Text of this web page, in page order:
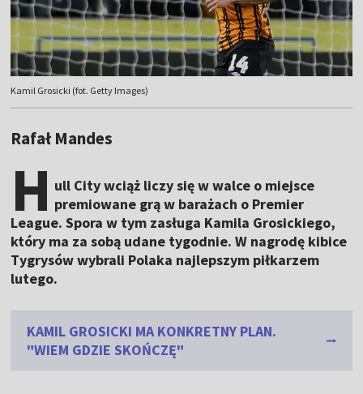
Kamil Grosicki (fot. Getty Images)
Rafał Mandes
H ull City wciąż liczy się w walce o miejsce
premiowane grą w barażach o Premier
League. Spora w tym zasługa Kamila Grosickiego,
który ma za sobą udane tygodnie. W nagrodę kibice
Tygrysów wybrali Polaka najlepszym piłkarzem
lutego.
KAMIL GROSICKI MA KONKRETNY PLAN.
"WIEM GDZIE SKOŃCZĘ"